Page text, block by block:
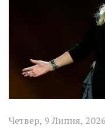
Четвер, 9 Липня,